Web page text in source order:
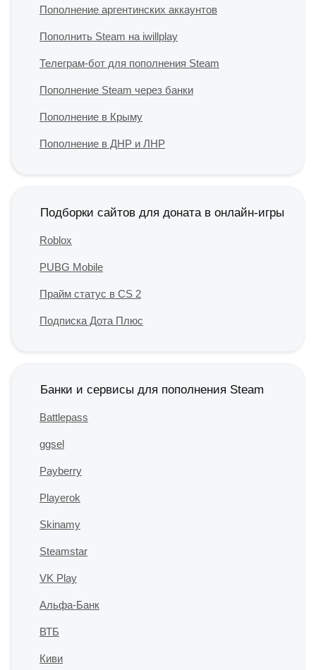
Пополнение аргентинских аккаунтов
Пополнить Steam на iwillplay
Телеграм-бот для пополнения Steam
Пополнение Steam через банки
Пополнение в Крыму
Пополнение в ДНР и ЛНР
Подборки сайтов для доната в онлайн-игры
Roblox
PUBG Mobile
Прайм статус в CS 2
Подписка Дота Плюс
Банки и сервисы для пополнения Steam
Battlepass
ggsel
Payberry
Playerok
Skinamy
Steamstar
VK Play
Альфа-Банк
ВТБ
Киви